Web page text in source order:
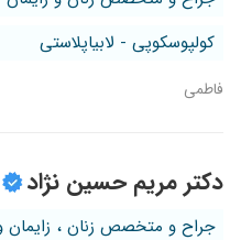
کولپوسکوپی - لابیاپلاستی
فاطمی
دکتر مریم حسین نژاد
جراح و متخصص زنان ، زایمان